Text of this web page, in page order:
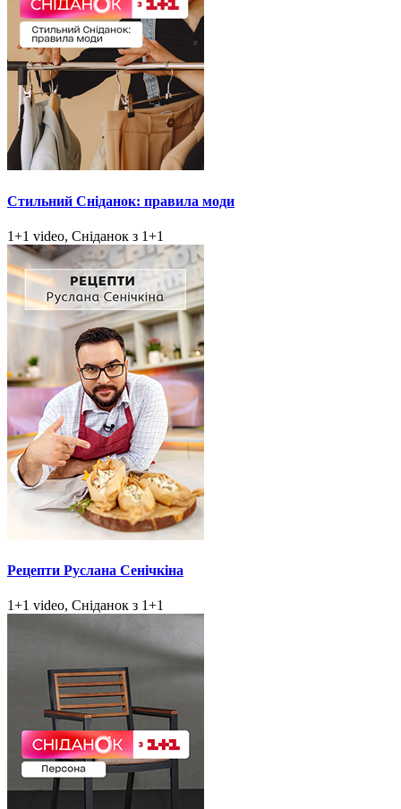
Стильний Сніданок: правила моди
1+1 video, Сніданок з 1+1
Рецепти Руслана Сенічкіна
1+1 video, Сніданок з 1+1